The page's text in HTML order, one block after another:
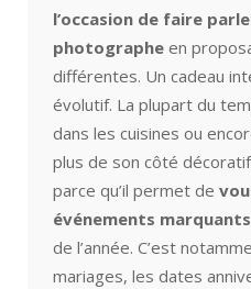
l’occasion de faire
photographe en
différentes. Un cadeau
évolutif. La plupart du
dans les cuisines ou
plus de son côté
parce qu’il permet de
événements marquants
de l’année. C’est
mariages, les dates